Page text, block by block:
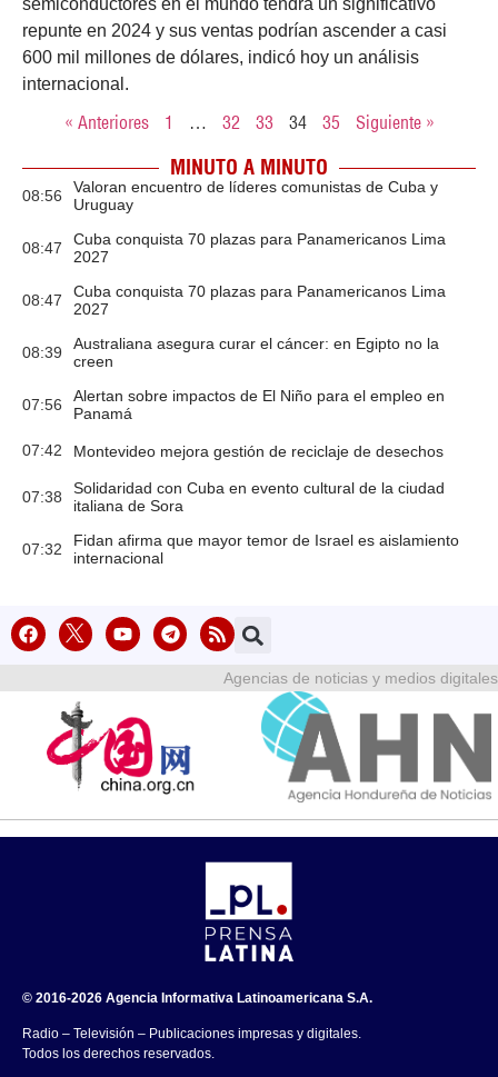
semiconductores en el mundo tendrá un significativo
repunte en 2024 y sus ventas podrían ascender a casi
600 mil millones de dólares, indicó hoy un análisis
internacional.
« Anteriores 1 … 32 33 34 35 Siguiente »
MINUTO A MINUTO
08:56
Valoran encuentro de líderes comunistas de Cuba y
Uruguay
08:47
Cuba conquista 70 plazas para Panamericanos Lima
2027
08:47
Cuba conquista 70 plazas para Panamericanos Lima
2027
08:39
Australiana asegura curar el cáncer: en Egipto no la
creen
07:56
Alertan sobre impactos de El Niño para el empleo en
Panamá
07:42 Montevideo mejora gestión de reciclaje de desechos
07:38
Solidaridad con Cuba en evento cultural de la ciudad
italiana de Sora
07:32
Fidan afirma que mayor temor de Israel es aislamiento
internacional
Agencias de noticias y medios digitales
© 2016-2026 Agencia Informativa Latinoamericana S.A.
Radio – Televisión – Publicaciones impresas y digitales.
Todos los derechos reservados.